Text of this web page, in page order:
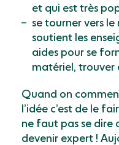
et qui est très
se tourner vers
soutient les
aides pour se
matériel, trouver
Quand on
l’idée c’est de le
ne faut pas se dire
devenir expert !